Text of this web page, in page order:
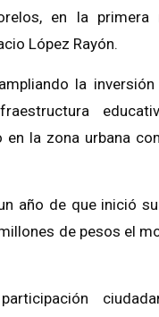
en la primera
López Rayón.
la
en la zona urbana
año de que inició
de pesos el